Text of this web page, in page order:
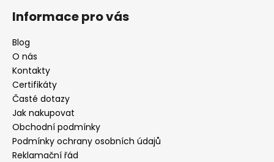
Informace pro vás
Blog
O nás
Kontakty
Certifikáty
Časté dotazy
Jak nakupovat
Obchodní podmínky
Podmínky ochrany osobních údajů
Reklamační řád